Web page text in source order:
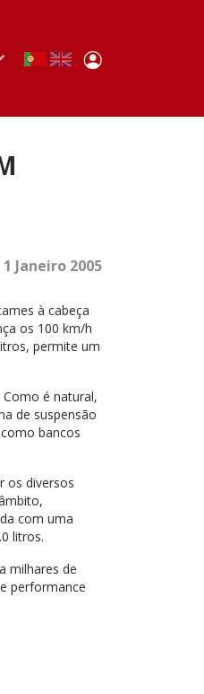
Portuguese,
EnglishUser
1 Janeiro 2005
à cabeça
os 100 km/h
permite um
é natural,
de suspensão
bancos
os diversos
com uma
litros.
milhares de
performance